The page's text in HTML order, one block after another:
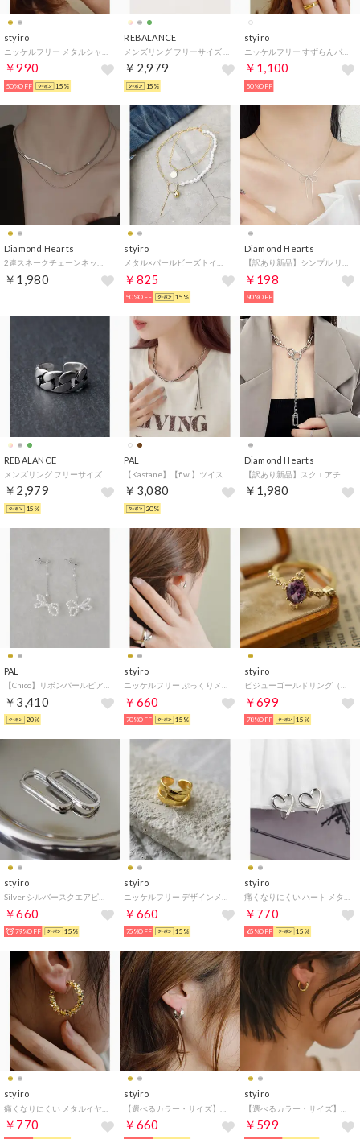
styiro
￥990
50%OFF 15%
REBALANCE
￥2,979
15%
styiro
ニッケルフリー すずらんパールイヤリング（アイボリー）
￥1,100
50%OFF
Diamond Hearts
2連スネークチェーンネックレス （シルバー）
￥1,980
styiro
メタル×パールビーズトイネックレス （ゴールド2）
￥825
50%OFF 15%
Diamond Hearts
【訳あり新品】シンプル リボン ネックレス 蝶々結び （ゴールド） （シルバー）
￥198
90%OFF
REBALANCE
￥2,979
15%
PAL
￥3,080
20%
Diamond Hearts
￥1,980
PAL
【Chico】リボンパールピアス （silver）
￥3,410
20%
styiro
ニッケルフリー ぷっくりメタルピアス （シルバー）
￥660
70%OFF 15%
styiro
ビジューゴールドリング（アソート3）
￥699
78%OFF 15%
styiro
￥660
79%OFF 15%
styiro
￥660
75%OFF 15%
styiro
￥770
65%OFF 15%
styiro
￥770
styiro
￥660
styiro
￥599